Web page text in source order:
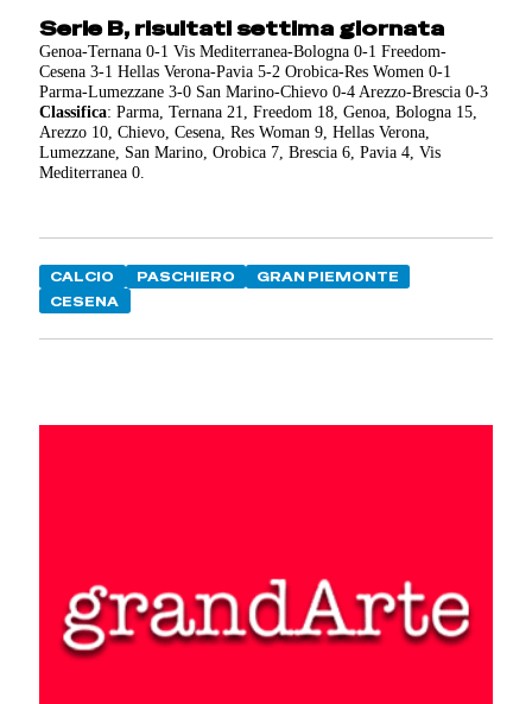
Serie B, risultati settima giornata
Genoa-Ternana 0-1 Vis Mediterranea-Bologna 0-1 Freedom-
Cesena 3-1 Hellas Verona-Pavia 5-2 Orobica-Res Women 0-1
Parma-Lumezzane 3-0 San Marino-Chievo 0-4 Arezzo-Brescia 0-3
Classifica: Parma, Ternana 21, Freedom 18, Genoa, Bologna 15,
Arezzo 10, Chievo, Cesena, Res Woman 9, Hellas Verona,
Lumezzane, San Marino, Orobica 7, Brescia 6, Pavia 4, Vis
Mediterranea 0.
CALCIO PASCHIERO
GRAN PIEMONTE
CESENA